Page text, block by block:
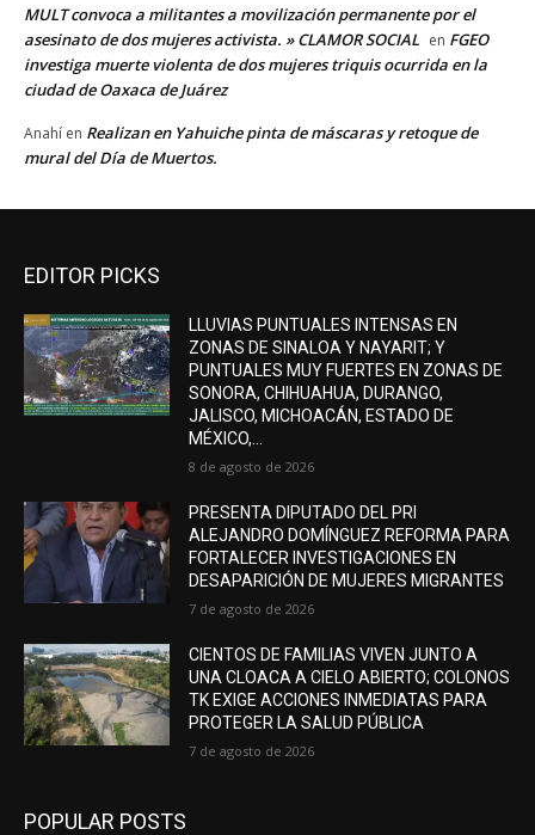
MULT convoca a militantes a movilización permanente por el
asesinato de dos mujeres activista. » CLAMOR SOCIAL en FGEO
investiga muerte violenta de dos mujeres triquis ocurrida en la
ciudad de Oaxaca de Juárez
Anahí en Realizan en Yahuiche pinta de máscaras y retoque de
mural del Día de Muertos.
EDITOR PICKS
LLUVIAS PUNTUALES INTENSAS EN
ZONAS DE SINALOA Y NAYARIT; Y
PUNTUALES MUY FUERTES EN ZONAS DE
SONORA, CHIHUAHUA, DURANGO,
JALISCO, MICHOACÁN, ESTADO DE
MÉXICO,...
8 de agosto de 2026
PRESENTA DIPUTADO DEL PRI
ALEJANDRO DOMÍNGUEZ REFORMA PARA
FORTALECER INVESTIGACIONES EN
DESAPARICIÓN DE MUJERES MIGRANTES
7 de agosto de 2026
CIENTOS DE FAMILIAS VIVEN JUNTO A
UNA CLOACA A CIELO ABIERTO; COLONOS
TK EXIGE ACCIONES INMEDIATAS PARA
PROTEGER LA SALUD PÚBLICA
7 de agosto de 2026
POPULAR POSTS